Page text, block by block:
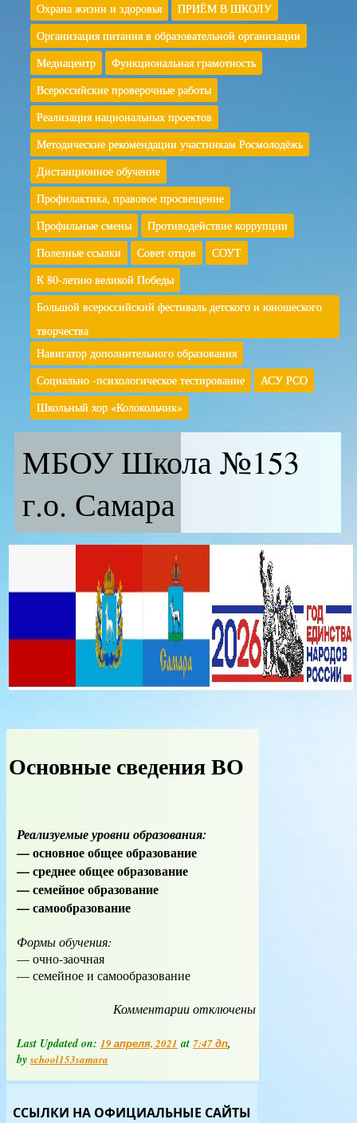
Охрана жизни и здоровья
ПРИЁМ В ШКОЛУ
Организация питания в образовательной организации
Медиацентр
Функциональная грамотность
Всероссийские проверочные работы
Реализация национальных проектов
Методические рекомендации участникам Росмолодёжь
Дистанционное обучение
Профилактика, правовое просвещение
Профильные смены
Противодействие коррупции
Полезные ссылки
Совет отцов
СОУТ
К 80-летию великой Победы
Большой всероссийский фестиваль детского и юношеского
творчества
Навигатор дополнительного образования
Социально -психологическое тестирование
АСУ РСО
Школьный хор «Колокольчик»
МБОУ Школа №153
г.о. Самара
Основные сведения ВО
Реализуемые уровни образования:
— основное общее образование
— среднее общее образование
— семейное образование
— самообразование
Формы обучения:
— очно-заочная
— семейное и самообразование
Комментариик
Основные
отключены
Last Updated on: 19 апреля, 2021 at 7:47 дп,
byschool153samara
ССЫЛКИ НА ОФИЦИАЛЬНЫЕ САЙТЫ